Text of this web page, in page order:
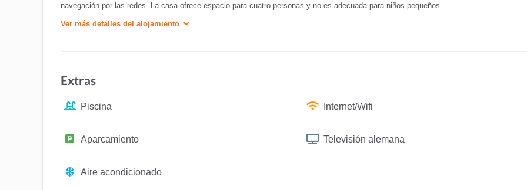
navegación por las redes. La casa ofrece espacio para cuatro personas y no es adecuada para niños pequeños.
Ver más detalles del alojamiento
Extras
Piscina Internet/Wifi
Aparcamiento Televisión alemana
Aire acondicionado